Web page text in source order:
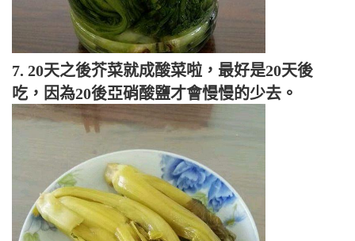
7. 20天之後芥菜就成酸菜啦，最好是20天後
吃，因為20後亞硝酸鹽才會慢慢的少去。